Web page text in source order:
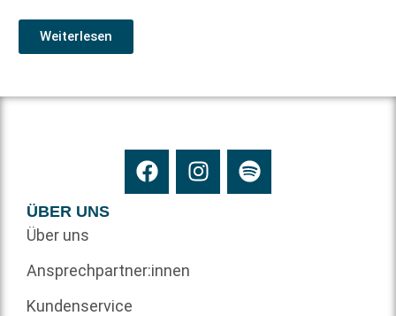
Weiterlesen
ÜBER UNS
Über uns
Ansprechpartner:innen
Kundenservice